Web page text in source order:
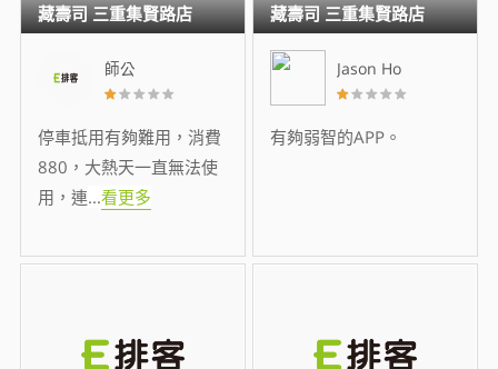
師公
停車抵用有夠難用，消費
880，大熱天一直無法使
用，連...看更多
藏壽司 三重集賢路店
Jason Ho
有夠弱智的APP。
藏壽司 三重集賢路店